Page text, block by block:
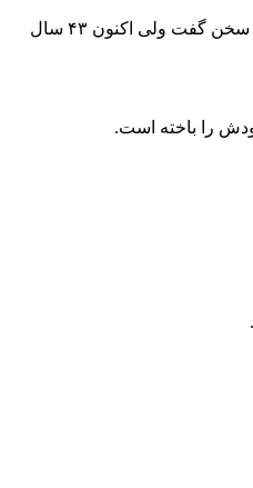
ایشان در ادامه افزودند سال ۵۳ یا ۵۴ دولت وقت ۲ درصد بر سود بانکی افزود و آیت الله فلسفی در واکنش به این کار تا مدتها در منبر از ربا و ایجاد وارونگی در نسل های آینده سخن گفت ولی اکنون ۴۳ سال
را باخته است.